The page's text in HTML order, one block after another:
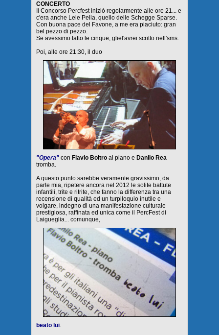
CONCERTO
Il Concorso Percfest iniziò regolarmente alle ore 21... e
c'era anche Lele Pella, quello delle Schegge Sparse.
Con buona pace del Favone, a me era piaciuto: gran
bel pezzo di pezzo.
Se avessimo fatto le cinque, gliel'avrei scritto nell'sms.
Poi, alle ore 21:30, il duo
"Opera" con Flavio Boltro al piano e Danilo Rea
tromba.
A questo punto sarebbe veramente gravissimo, da
parte mia, ripetere ancora nel 2012 le solite battute
infantili, trite e ritrite, che fanno la differenza tra una
recensione di qualità ed un turpiloquio inutile e
volgare, indegno di una manifestazione culturale
prestigiosa, raffinata ed unica come il PercFest di
Laigueglia... comunque,
beato lui.